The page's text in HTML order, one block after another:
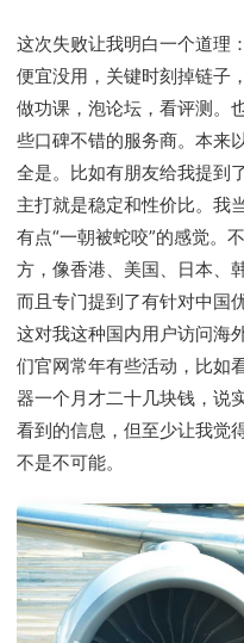
这次失败让我明白一个道理
便宜没用，关键时刻掉链子
做功课，泡论坛，看评测。
些口碑不错的服务商。本来
全是。比如有朋友给我提到
主打就是稳定和性价比。我
有点“一朝被蛇咬”的感觉。
方，像香港、美国、日本、
而且专门提到了有针对中国
这对我这种国内用户访问海
们官网常年有些活动，比如
器一个月才二十几块钱，说
看到的信息，但至少让我觉
不是不可能。